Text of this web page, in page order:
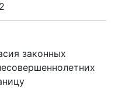
законных